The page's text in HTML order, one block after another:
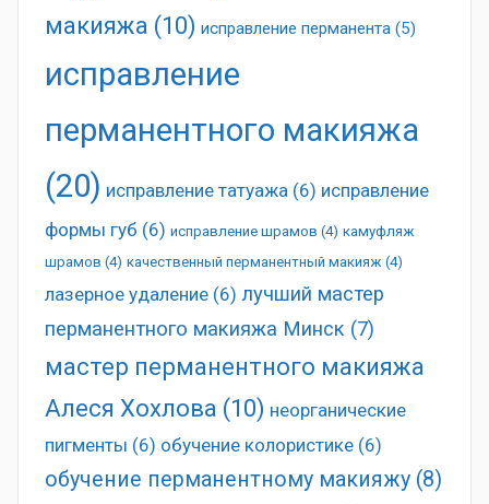
макияжа (10) исправление перманента (5)
исправление
перманентного макияжа
(20) исправление татуажа (6) исправление
формы губ (6) исправление шрамов (4) камуфляж
шрамов (4) качественный перманентный макияж (4)
лазерное удаление (6) лучший мастер
перманентного макияжа Минск (7)
мастер перманентного макияжа
Алеся Хохлова (10) неорганические
пигменты (6) обучение колористике (6)
обучение перманентному макияжу (8)